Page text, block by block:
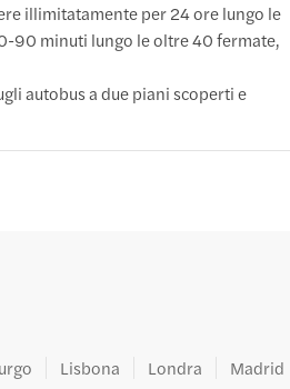
illimitatamente per 24 ore lungo le
90 minuti lungo le oltre 40 fermate,
autobus a due piani scoperti e
al genio del leggendario Leonardo
Lisbona Londra Madrid